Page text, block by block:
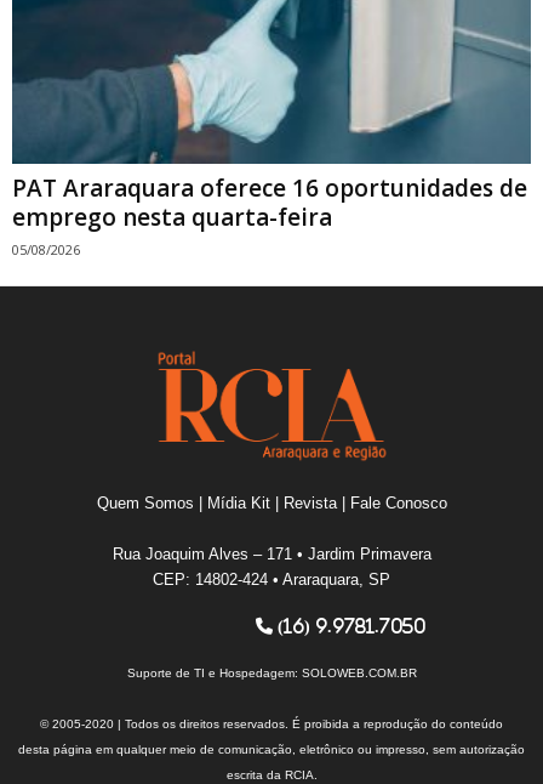
PAT Araraquara oferece 16 oportunidades de
emprego nesta quarta-feira
05/08/2026
Quem Somos Mídia Kit| Revista| Fale Conosco
Rua Joaquim Alves – 171 • Jardim Primavera
CEP: 14802-424 • Araraquara, SP
(16) 9.9781.7050
Suporte de TI e Hospedagem: SOLOWEB.COM.BR
© 2005-2020 | Todos os direitos reservados. É proibida a reprodução do conteúdo
desta página em qualquer meio de comunicação, eletrônico ou impresso, sem autorização
escrita da RCIA.